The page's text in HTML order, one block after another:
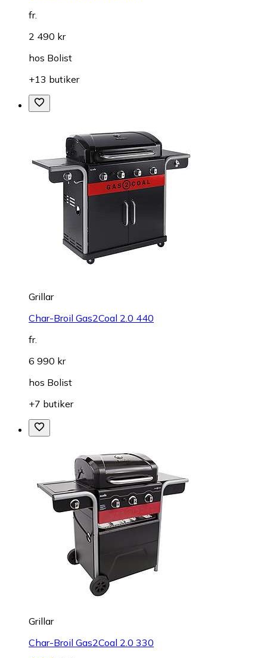
fr.
2 490 kr
hos Bolist
+13 butiker
Grillar
Char-Broil Gas2Coal 2.0 440
fr.
6 990 kr
hos Bolist
+7 butiker
Grillar
Char-Broil Gas2Coal 2.0 330